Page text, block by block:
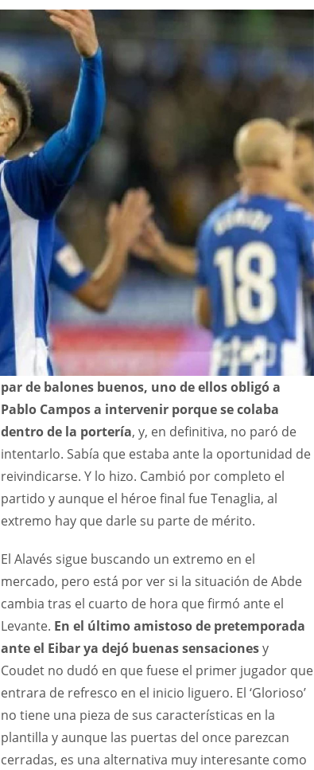
par de balones buenos, uno de ellos obligó a
Pablo Campos a intervenir porque se colaba
dentro de la portería, y, en definitiva, no paró de
intentarlo. Sabía que estaba ante la oportunidad de
reivindicarse. Y lo hizo. Cambió por completo el
partido y aunque el héroe final fue Tenaglia, al
extremo hay que darle su parte de mérito.
El Alavés sigue buscando un extremo en el
mercado, pero está por ver si la situación de Abde
cambia tras el cuarto de hora que firmó ante el
Levante. En el último amistoso de pretemporada
ante el Eibar ya dejó buenas sensacionesy
Coudet no dudó en que fuese el primer jugador que
entrara de refresco en el inicio liguero. El ‘Glorioso’
no tiene una pieza de sus características en la
plantilla y aunque las puertas del once parezcan
cerradas, es una alternativa muy interesante como